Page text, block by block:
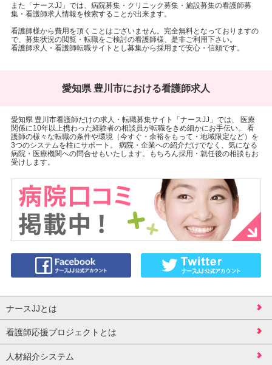
また「ナースJJ」では、病院募集・クリニック募集・施設募集の看護師募
集・看護師求人情報を検索することが出来ます。
看護師様から費用を頂くことはございません。完全無料となっておりますの
で、募集状況の閲覧・転職をご検討の看護師様、是非ご利用下さい。
看護師求人・看護師転職サイトとし募集から採用まで安心・信頼です。
愛知県 豊川市における看護師求人
愛知県 豊川市看護師だけの求人・転職募集サイト「ナースJJ」では、 医療
関係に10年以上携わった経験者の相談員が転職をきめ細かにお手伝い。 看
護師の様々な転職の条件や環境（今すぐ・余裕をもって・地域限定など）を
3つのシステムを柱にサポート。 病院・企業への紹介だけでなく、気になる
病院・医療機関への問合せもいたします。もちろん採用・就任後の相談もお
受けします。
ナースJJとは
看護師応援プロジェクトとは
人材紹介システム